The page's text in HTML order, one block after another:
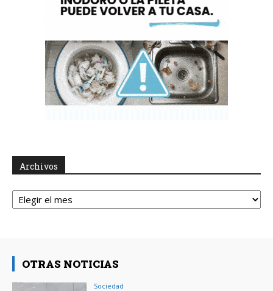
Archivos
Archivos
OTRAS NOTICIAS
Sociedad